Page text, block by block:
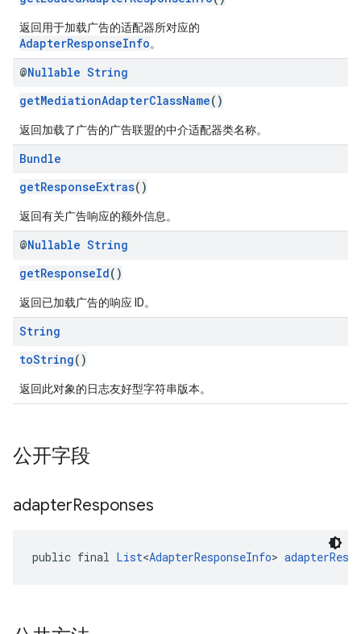
返回用于加载广告的适配器所对应的
AdapterResponseInfo。
@Nullable String
getMediationAdapterClassName()
返回加载了广告的广告联盟的中介适配器类名称。
Bundle
getResponseExtras()
返回有关广告响应的额外信息。
@Nullable String
getResponseId()
返回已加载广告的响应 ID。
String
toString()
返回此对象的日志友好型字符串版本。
公开字段
adapterResponses
public final List<AdapterResponseInfo>